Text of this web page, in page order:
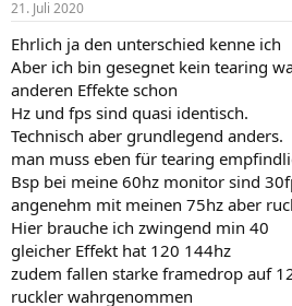
21. Juli 2020
Ehrlich ja den unterschied kenne ich
Aber ich bin gesegnet kein tearing
anderen Effekte schon
Hz und fps sind quasi identisch.
Technisch aber grundlegend anders.
man muss eben für tearing
Bsp bei meine 60hz monitor sind
angenehm mit meinen 75hz aber
Hier brauche ich zwingend min 40
gleicher Effekt hat 120 144hz
zudem fallen starke framedrop auf
ruckler wahrgenommen